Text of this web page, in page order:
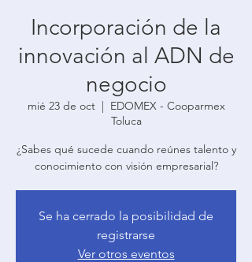
Incorporación de la
innovación al ADN de
negocio
mié 23 de oct
  |
EDOMEX - Cooparmex
Toluca
¿Sabes qué sucede cuando reúnes talento y
conocimiento con visión empresarial?
Se ha cerrado la posibilidad de
registrarse
Ver otros eventos